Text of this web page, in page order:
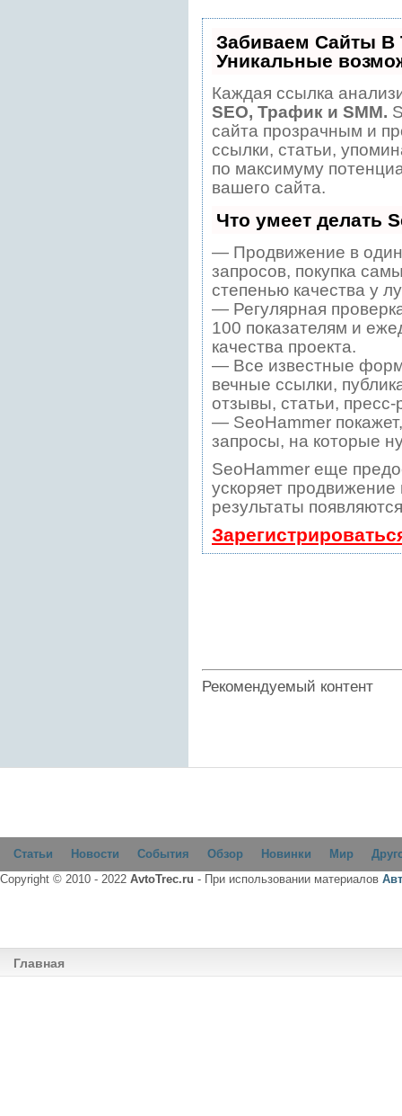
Забиваем Сайты
Уникальные
Каждая ссылка
SEO, Трафик и SMM.
сайта прозрачным и
ссылки, статьи,
по максимуму
вашего сайта.
Что умеет делать
— Продвижение в один
запросов, покупка
степенью качества у
— Регулярная
100 показателям и
качества проекта.
— Все известные
вечные ссылки,
отзывы, статьи,
— SeoHammer
запросы, на которые
SeoHammer еще
ускоряет
результаты
Рекомендуемый контент
Статьи Новости События Обзор Новинки Мир
Copyright © 2010 - 2022 AvtoTrec.ru - При использовании материалов
Главная